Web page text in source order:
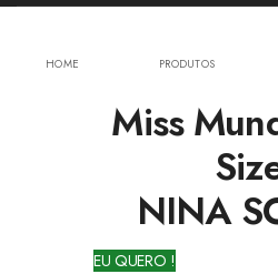
HOME PRODUTOS
Miss
NINA
EU QUERO !